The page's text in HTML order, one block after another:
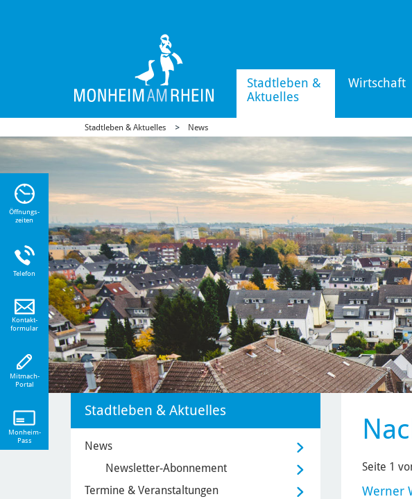
Stadtleben &
Aktuelles
Wirtschaft
Stadtleben & Aktuelles News
Seite 1
Werner
Stadtleben & Aktuelles
News
Newsletter-Abonnement
Termine & Veranstaltungen
Öffnungs-
zeiten
Telefon
Kontakt-
formular
Mitmach-
Portal
Monheim-
Pass
Sie
zu